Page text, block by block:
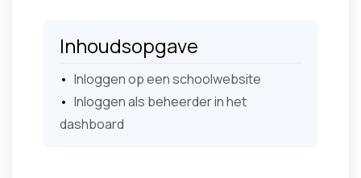
Inhoudsopgave
Inloggen op een schoolwebsite
Inloggen als beheerder in het
dashboard